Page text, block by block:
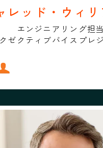
レッド・ウィ
エンジニアリング担当
ゼクティブバイスプレ